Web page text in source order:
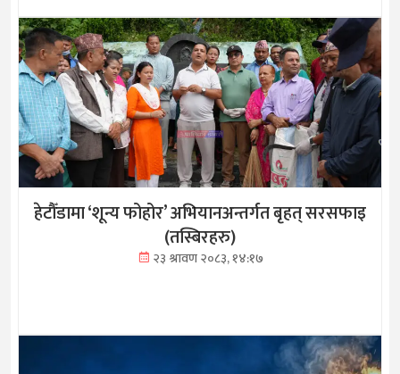
हेटौँडामा ‘शून्य फोहोर’ अभियानअन्तर्गत बृहत् सरसफाइ
(तस्बिरहरु)
२३ श्रावण २०८३, १४:१७